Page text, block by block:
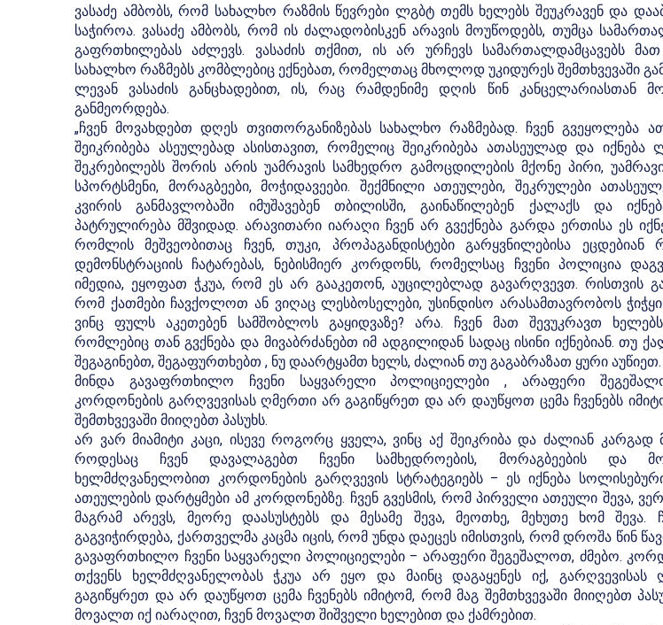
ვასაძე ამბობს, რომ სახალხო რაზმის წევრები ლგბტ თემს ხელებს შეუკრავენ და
საჭიროა. ვასაძე ამბობს, რომ ის ძალადობისკენ არავის მოუწოდებს, თუმცა
გაფრთხილებას აძლევს. ვასაძის თქმით, ის არ ურჩევს სამართალდამცავებს მათ
სახალხო რაზმებს კომბლებიც ექნებათ, რომელთაც მხოლოდ უკიდურეს შემთხვევაში
ლევან ვასაძის განცხადებით, ის, რაც რამდენიმე დღის წინ კანცელარიასთან
განმეორდება.
„ჩვენ მოვახდებთ დღეს თვითორგანიზებას სახალხო რაზმებად. ჩვენ გვეყოლება
შეიკრიბება ასეულებად ასისთავით, რომელიც შეიკრიბება ათასეულად და იქნება
შეკრებილებს შორის არის უამრავის სამხედრო გამოცდილების მქონე პირი,
სპორტსმენი, მორაგბეები, მოჭიდავეები. შექმნილი ათეულები, შეკრულები
კვირის განმავლობაში იმუშავებენ თბილისში, გაინაწილებენ ქალაქს და
პატრულირება მშვიდად. არავითარი იარაღი ჩვენ არ გვექნება გარდა ერთისა ეს
რომლის მეშვეობითაც ჩვენ, თუკი, პროპაგანდისტები გარყვნილებისა ეცდებიან
დემონსტრაციის ჩატარებას, ნებისმიერ კორდონს, რომელსაც ჩვენი პოლიცია
იმედია, ეყოფათ ჭკუა, რომ ეს არ გააკეთონ, აუცილებლად გავარღვევთ. რისთვის
რომ ქათმები ჩავქოლოთ ან ვიღაც ლესბოსელები, უსინდისო არასამთავრობოს
ვინც ფულს აკეთებენ სამშობლოს გაყიდვაზე? არა. ჩვენ მათ შევუკრავთ
რომლებიც თან გვქნება და მივაბრძანებთ იმ ადგილიდან სადაც ისინი იქნებიან. თუ
შეგაგინებთ, შეგაფურთხებთ , ნუ დაარტყამთ ხელს, ძალიან თუ გაგაბრაზათ ყური აუწიეთ.
მინდა გავაფრთხილო ჩვენი საყვარელი პოლიციელები , არაფერი
კორდონების გარღვევისას ღმერთი არ გაგიწყრეთ და არ დაუწყოთ ცემა ჩვენებს
შემთხვევაში მიიღებთ პასუხს.
არ ვარ მიამიტი კაცი, ისევე როგორც ყველა, ვინც აქ შეიკრიბა და ძალიან კარგად
როდესაც ჩვენ დავალაგებთ ჩვენი სამხედროების, მორაგბეების და
ხელმძღვანელობით კორდონების გარღვევის სტრატეგიებს – ეს იქნება
ათეულების დარტყმები ამ კორდონებზე. ჩვენ გვესმის, რომ პირველი ათეული შევა,
მაგრამ არევს, მეორე დაასუსტებს და მესამე შევა, მეოთხე, მეხუთე ხომ შევა.
გაგვიჭირდება, ქართველმა კაცმა იცის, რომ უნდა დაეცეს იმისთვის, რომ დროშა წინ
გავაფრთხილო ჩვენი საყვარელი პოლიციელები – არაფერი შეგეშალოთ, ძმებო.
თქვენს ხელმძღვანელობას ჭკუა არ ეყო და მაინც დაგაყენეს იქ,
გაგიწყრეთ და არ დაუწყოთ ცემა ჩვენებს იმიტომ, რომ მაგ შემთხვევაში მიიღებთ
მოვალთ იქ იარაღით, ჩვენ მოვალთ შიშველი ხელებით და ქამრებით.